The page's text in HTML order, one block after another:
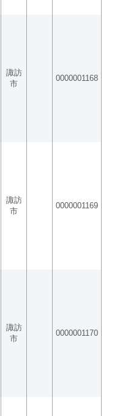
諏訪
市
0000001168
諏訪
市
0000001169
諏訪
市
0000001170